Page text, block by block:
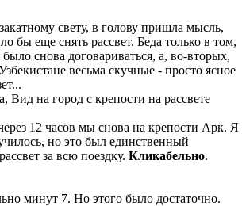
свету, в голову пришла мысль,
бы еще снять рассвет. Беда только в том,
снова договариваться, а, во-вторых,
весьма скучные - просто ясное
12 часов мы снова на крепости Арк. Я
но это был единственный
за всю поездку. Кликабельно.
минут 7. Но этого было достаточно.